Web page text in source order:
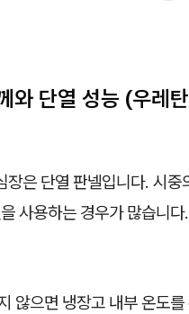
와 단열 성능 (우레
장은 단열 판넬입니다. 시
사용하는 경우가 많습니다.
않으면 냉장고 내부 온도